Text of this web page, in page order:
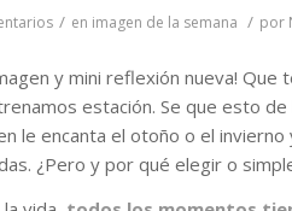
/ en imagen de la semana / por
y mini reflexión nueva! Que
estación. Se que esto
le encanta el otoño o el
¿Pero y por qué elegir o